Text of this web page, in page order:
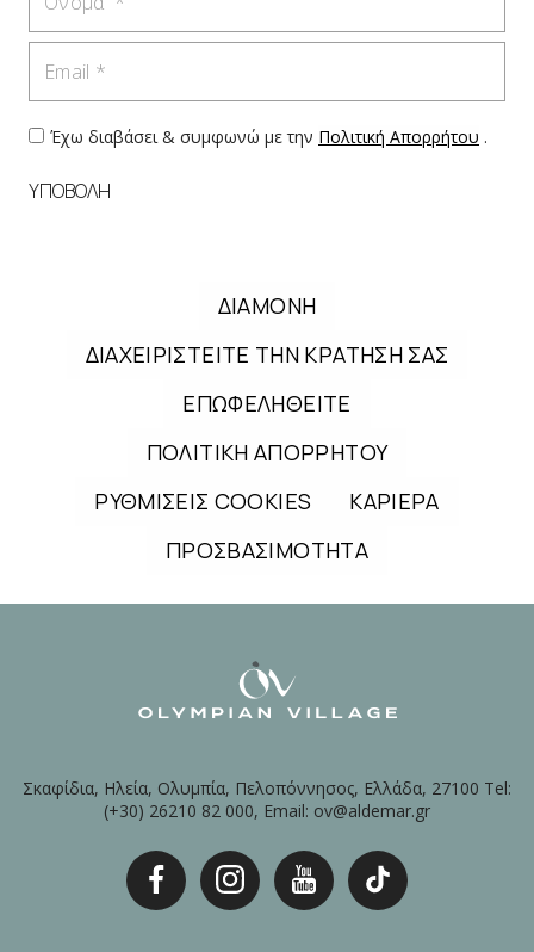
Έχω διαβάσει & συμφωνώ με την Πολιτική Απορρήτου .
ΥΠΟΒΟΛΗ
ΔΙΑΜΟΝΗ
ΔΙΑΧΕΙΡΙΣΤΕΙΤΕ ΤΗΝ ΚΡΑΤΗΣΗ ΣΑΣ
ΕΠΩΦΕΛΗΘΕΙΤΕ
ΠΟΛΙΤΙΚΗ ΑΠΟΡΡΗΤΟΥ
ΡΥΘΜΙΣΕΙΣ COOKIES
ΚΑΡΙΕΡΑ
ΠΡΟΣΒΑΣΙΜΟΤΗΤΑ
Σκαφίδια, Ηλεία, Ολυμπία, Πελοπόννησος, Ελλάδα, 27100 Tel:
(+30) 26210 82 000, Email: ov@aldemar.gr